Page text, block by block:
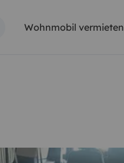
Wohnmobil vermieten